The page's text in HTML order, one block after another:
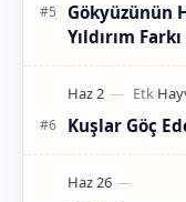
Gökyüzünün
Yıldırım
Kuşlar Göç